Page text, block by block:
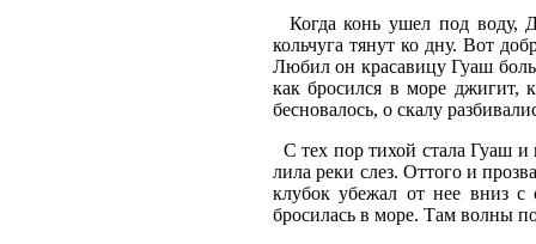
Когда конь ушел под воду,
кольчуга тянут ко дну. Вот
Любил он красавицу Гуаш
как бросился в море джигит,
бесновалось, о скалу
С тех пор тихой стала Гуаш
лила реки слез. Оттого и
клубок убежал от нее вниз
бросилась в море. Там волны